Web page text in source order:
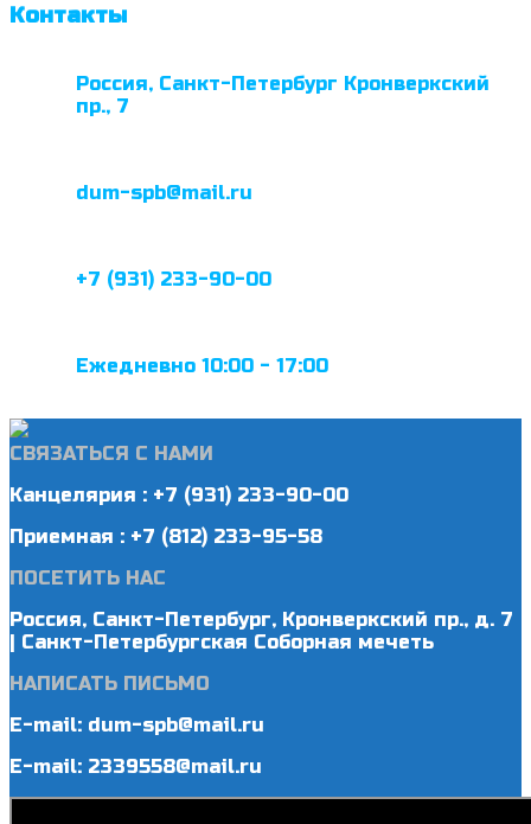
Контакты
Россия, Санкт-Петербург Кронверкский
пр., 7
dum-spb@mail.ru
+7 (931) 233-90-00
Ежедневно 10:00 - 17:00
СВЯЗАТЬСЯ С НАМИ
Канцелярия : +7 (931) 233-90-00
Приемная : +7 (812) 233-95-58
ПОСЕТИТЬ НАС
Россия, Санкт-Петербург, Кронверкский пр., д. 7
| Санкт-Петербургская Соборная мечеть
НАПИСАТЬ ПИСЬМО
E-mail: dum-spb@mail.ru
E-mail: 2339558@mail.ru